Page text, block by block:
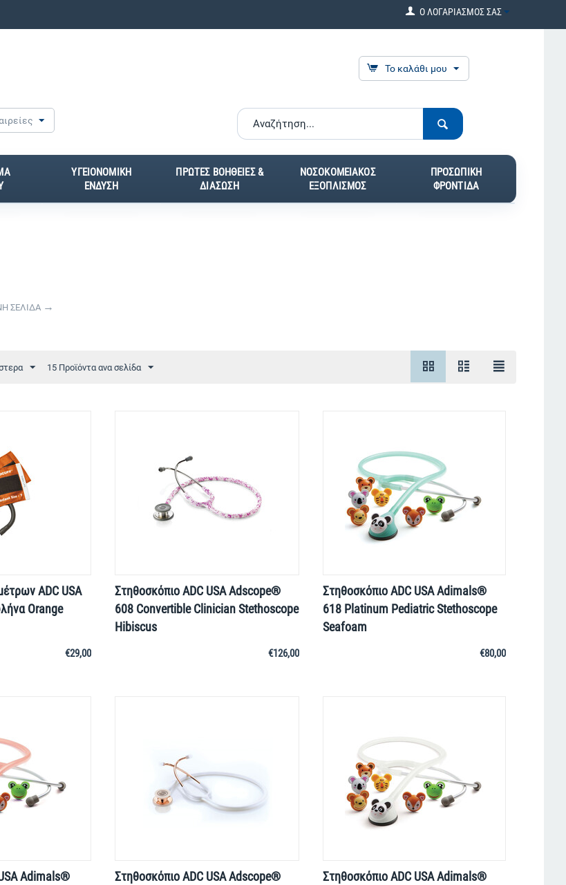
Ο ΛΟΓΑΡΙΑΣΜΟΣ ΣΑΣ
Το καλάθι μου
ΥΓΕΙΟΝΟΜΙΚΗ
ΕΝΔΥΣΗ
ΠΡΩΤΕΣ ΒΟΗΘΕΙΕΣ &
ΔΙΑΣΩΣΗ
ΝΟΣΟΚΟΜΕΙΑΚΟΣ
ΕΞΟΠΛΙΣΜΟΣ
ΠΡΟΣΩΠΙΚΗ
ΦΡΟΝΤΙΔΑ
ΣΕΛΙΔΑ
15 Προϊόντα ανα σελίδα
ADC USA
Orange
€29,00
Στηθοσκόπιο ADC USA Adscope®
608 Convertible Clinician Stethoscope
Hibiscus
€126,00
Στηθοσκόπιο ADC USA Adimals®
618 Platinum Pediatric Stethoscope
Seafoam
€80,00
Adimals®
Στηθοσκόπιο ADC USA Adscope®
Στηθοσκόπιο ADC USA Adimals®